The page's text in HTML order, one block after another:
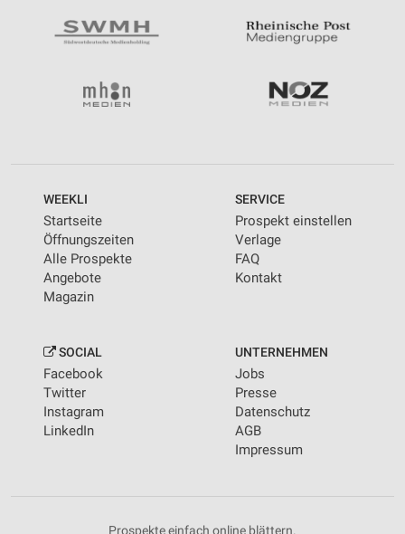
WEEKLI
Startseite
Öffnungszeiten
Alle Prospekte
Angebote
Magazin
SERVICE
Prospekt einstellen
Verlage
FAQ
Kontakt
SOCIAL
Facebook
Twitter
Instagram
LinkedIn
UNTERNEHMEN
Jobs
Presse
Datenschutz
AGB
Impressum
Prospekte einfach online blättern.